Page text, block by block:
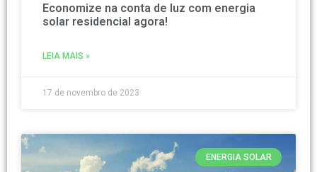
Economize na conta de luz com energia
solar residencial agora!
LEIA MAIS »
17 de novembro de 2023
ENERGIA SOLAR